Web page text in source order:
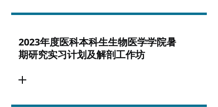
2023年度医科本科生生物医学学院暑
期研究实习计划及解剖工作坊